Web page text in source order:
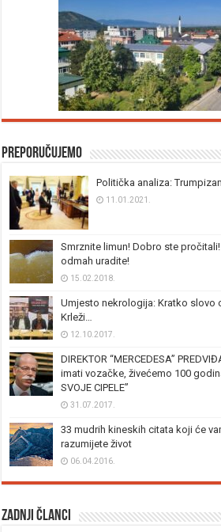
Preporučujemo
Politička analiza:
11.01.2021.
Smrznite limun! Dobro ste
odmah uradite!
15.02.2018.
Umjesto nekrologija: Kratko slovo
Krleži…
12.10.2017.
DIREKTOR “MERCEDESA”
imati vozačke, živećemo 100
SVOJE CIPELE”
31.07.2017.
33 mudrih kineskih citata koji će
razumijete život
06.04.2016.
Zadnji članci